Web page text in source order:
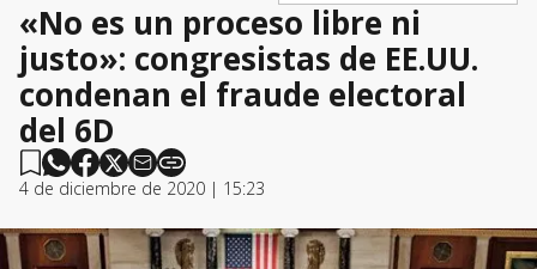
«No es un proceso libre ni
justo»: congresistas de EE.UU.
condenan el fraude electoral
del 6D
4 de diciembre de 2020 | 15:23